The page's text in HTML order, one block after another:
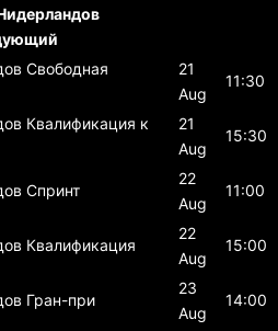
Свободная
21
Aug
11:30
Квалификация к
21
Aug
15:30
Спринт
22
Aug
11:00
Квалификация
22
Aug
15:00
Гран-при
23
Aug
14:00